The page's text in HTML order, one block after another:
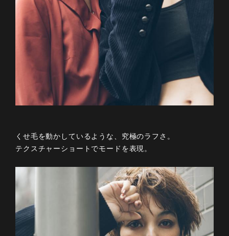
くせ毛を動かしているような、究極のラフさ。
テクスチャーショートでモードを表現。